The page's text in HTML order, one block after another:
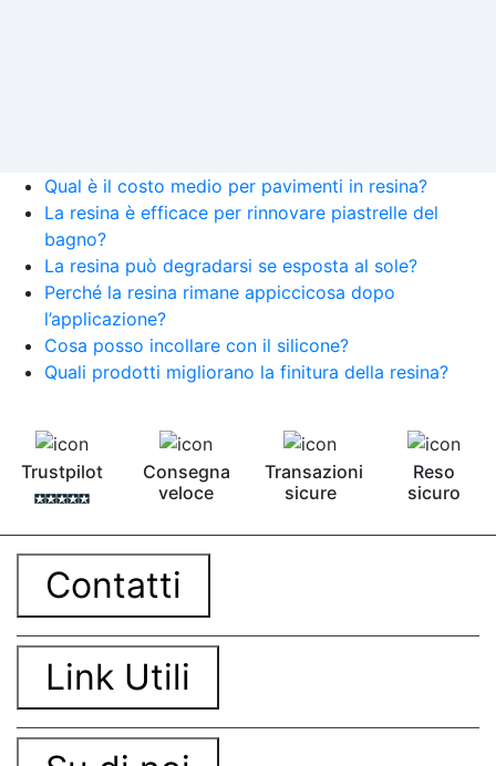
Qual è il costo medio per pavimenti in resina?
La resina è efficace per rinnovare piastrelle del
bagno?
La resina può degradarsi se esposta al sole?
Perché la resina rimane appiccicosa dopo
l’applicazione?
Cosa posso incollare con il silicone?
Quali prodotti migliorano la finitura della resina?
Trustpilot
Consegna
veloce
Transazioni
sicure
Reso
sicuro
Contatti
Link Utili